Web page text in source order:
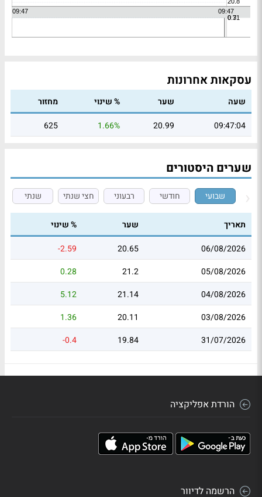
עסקאות אחרונות
שעה שער % שינוי
מחזור
09:47:04
20.99
1.66%
625
שערים היסטורים
שבועי חודשי רבעוני חצי שנתי שנתי
תאריך שער
% שינוי
06/08/2026
20.65
-2.59
05/08/2026
21.2
0.28
04/08/2026
21.14
5.12
03/08/2026
20.11
1.36
31/07/2026
19.84
-0.4
הורדת אפליקציה
הרשמה לדיוור